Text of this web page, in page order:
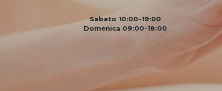
Sabato 10:00-19:00
Domenica 09:00-18:00